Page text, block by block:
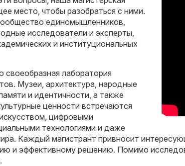
место, чтобы разобраться с ними.
единомышленников,
исследователи и эксперты,
и институциональных
лаборатория
Музеи, архитектура, народные
и идентичности, а также
ценности встречаются
цифровыми
технологиями и даже
Каждый магистрант привносит
и эффективному решению. Помимо